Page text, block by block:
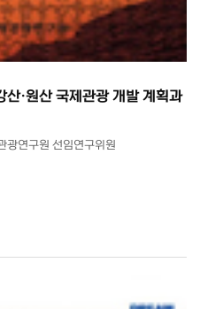
·원산 국제관광 개발 계획과
광연구원 선임연구위원